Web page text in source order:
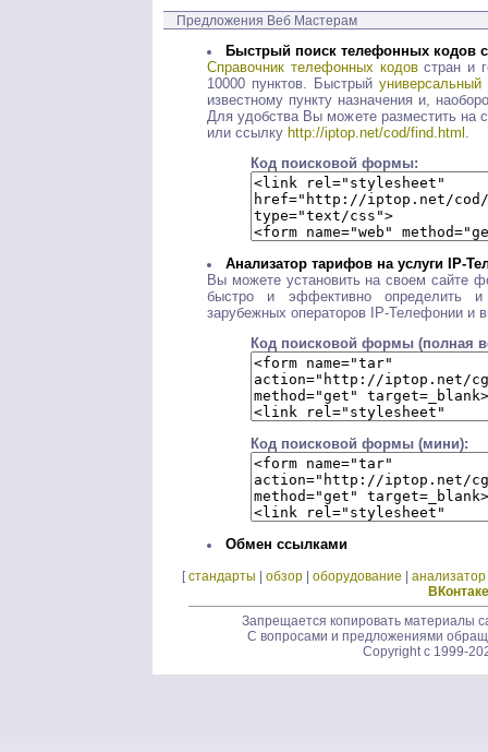
Предложения Веб Мастерам
Быстрый поиск телефонных кодов
Справочник телефонных кодовстран и
10000 пунктов. Быстрый универсальный
известному пункту назначения и,
Для удобства Вы можете разместить на
или ссылку http://iptop.net/cod/find.html
Код поисковой формы:
Анализатор тарифов на услуги IP-
Вы можете установить на своем сайте
быстро и эффективно определить
зарубежных операторов IP-Телефонии и
Код поисковой формы (полная
Код поисковой формы (мини):
Обмен ссылками
[стандарты обзор оборудование анализатор
ВКонтаке
Запрещается копировать материалы
С вопросами и предложениями
Copyright c 1999-